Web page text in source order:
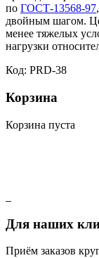
по ГОСТ-13568-97
двойным шагом.
менее тяжелых
нагрузки
Код: PRD-38
Корзина
Корзина пуста
Для наших
Приём заказов